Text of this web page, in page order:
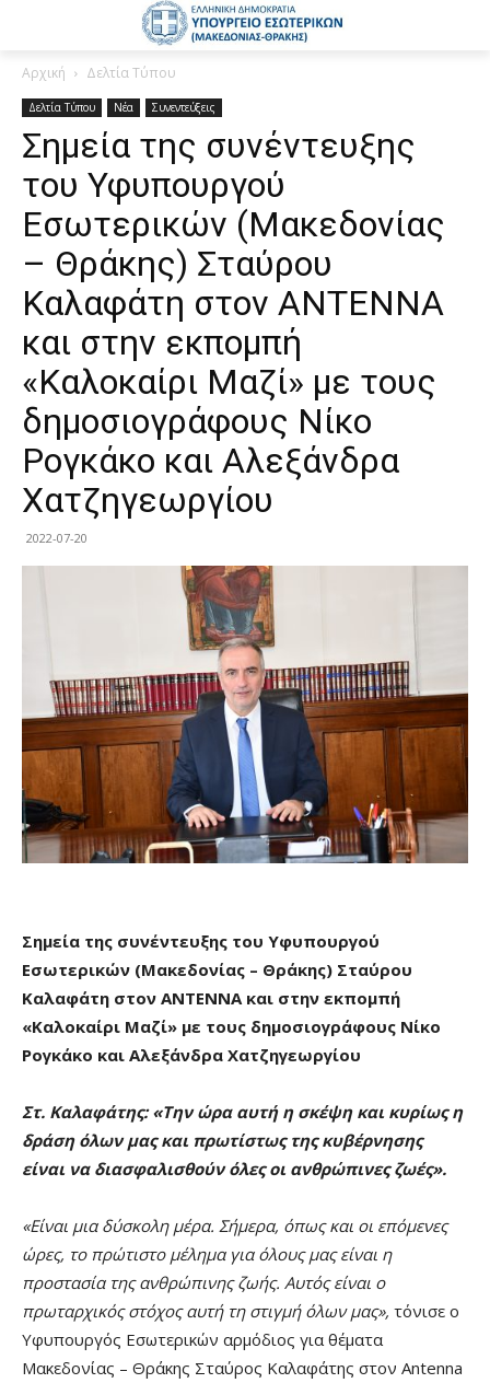
Αρχική Δελτία Τύπου
Δελτία Τύπου Νέα Συνεντεύξεις
Σημεία της συνέντευξης
του Υφυπουργού
Εσωτερικών (Μακεδονίας
– Θράκης) Σταύρου
Καλαφάτη στον ΑΝΤΕΝΝΑ
και στην εκπομπή
«Καλοκαίρι Μαζί» με τους
δημοσιογράφους Νίκο
Ρογκάκο και Αλεξάνδρα
Χατζηγεωργίου
2022-07-20
Σημεία της συνέντευξης του Υφυπουργού
Εσωτερικών (Μακεδονίας – Θράκης) Σταύρου
Καλαφάτη στον ΑΝΤΕΝΝΑ και στην εκπομπή
«Καλοκαίρι Μαζί» με τους δημοσιογράφους Νίκο
Ρογκάκο και Αλεξάνδρα Χατζηγεωργίου
Στ. Καλαφάτης: «Την ώρα αυτή η σκέψη και κυρίως η
δράση όλων μας και πρωτίστως της κυβέρνησης
είναι να διασφαλισθούν όλες οι ανθρώπινες ζωές».
«Είναι μια δύσκολη μέρα. Σήμερα, όπως και οι επόμενες
ώρες, το πρώτιστο μέλημα για όλους μας είναι η
προστασία της ανθρώπινης ζωής. Αυτός είναι ο
πρωταρχικός στόχος αυτή τη στιγμή όλων μας», τόνισε ο
Υφυπουργός Εσωτερικών αρμόδιος για θέματα
Μακεδονίας – Θράκης Σταύρος Καλαφάτης στον Antenna